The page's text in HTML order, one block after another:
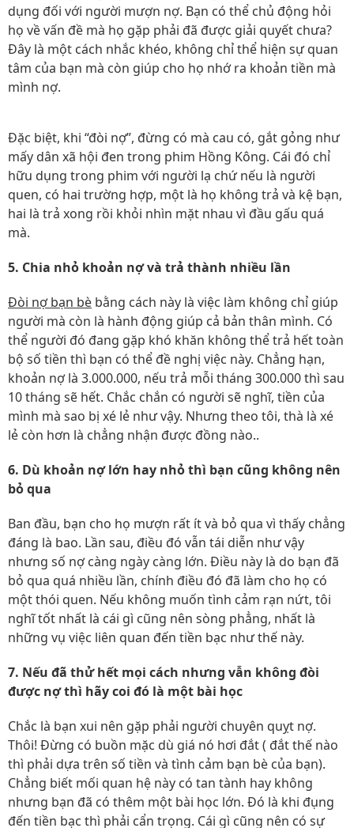
dụng đối với người mượn nợ. Bạn có thể chủ động hỏi
họ về vấn đề mà họ gặp phải đã được giải quyết chưa?
Đây là một cách nhắc khéo, không chỉ thể hiện sự quan
tâm của bạn mà còn giúp cho họ nhớ ra khoản tiền mà
mình nợ.
Đặc biệt, khi “đòi nợ”, đừng có mà cau có, gắt gỏng như
mấy dân xã hội đen trong phim Hồng Kông. Cái đó chỉ
hữu dụng trong phim với người lạ chứ nếu là người
quen, có hai trường hợp, một là họ không trả và kệ bạn,
hai là trả xong rồi khỏi nhìn mặt nhau vì đầu gấu quá
mà.
5. Chia nhỏ khoản nợ và trả thành nhiều lần
Đòi nợ bạn bè bằng cách này là việc làm không chỉ giúp
người mà còn là hành động giúp cả bản thân mình. Có
thể người đó đang gặp khó khăn không thể trả hết toàn
bộ số tiền thì bạn có thể đề nghị việc này. Chẳng hạn,
khoản nợ là 3.000.000, nếu trả mỗi tháng 300.000 thì sau
10 tháng sẽ hết. Chắc chắn có người sẽ nghĩ, tiền của
mình mà sao bị xé lẻ như vậy. Nhưng theo tôi, thà là xé
lẻ còn hơn là chẳng nhận được đồng nào..
6. Dù khoản nợ lớn hay nhỏ thì bạn cũng không nên
bỏ qua
Ban đầu, bạn cho họ mượn rất ít và bỏ qua vì thấy chẳng
đáng là bao. Lần sau, điều đó vẫn tái diễn như vậy
nhưng số nợ càng ngày càng lớn. Điều này là do bạn đã
bỏ qua quá nhiều lần, chính điều đó đã làm cho họ có
một thói quen. Nếu không muốn tình cảm rạn nứt, tôi
nghĩ tốt nhất là cái gì cũng nên sòng phẳng, nhất là
những vụ việc liên quan đến tiền bạc như thế này.
7. Nếu đã thử hết mọi cách nhưng vẫn không đòi
được nợ thì hãy coi đó là một bài học
Chắc là bạn xui nên gặp phải người chuyên quỵt nợ.
Thôi! Đừng có buồn mặc dù giá nó hơi đắt ( đắt thế nào
thì phải dựa trên số tiền và tình cảm bạn bè của bạn).
Chẳng biết mối quan hệ này có tan tành hay không
nhưng bạn đã có thêm một bài học lớn. Đó là khi đụng
đến tiền bạc thì phải cẩn trọng. Cái gì cũng nên có sự